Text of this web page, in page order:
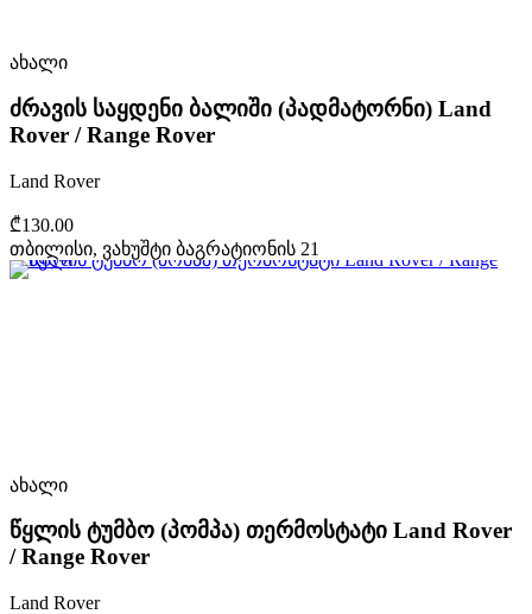
ახალი
ძრავის საყდენი ბალიში (პადმატორნი) Land
Rover / Range Rover
Land Rover
₾130.00
თბილისი, ვახუშტი ბაგრატიონის 21
ახალი
წყლის ტუმბო (პომპა) თერმოსტატი Land Rover
/ Range Rover
Land Rover